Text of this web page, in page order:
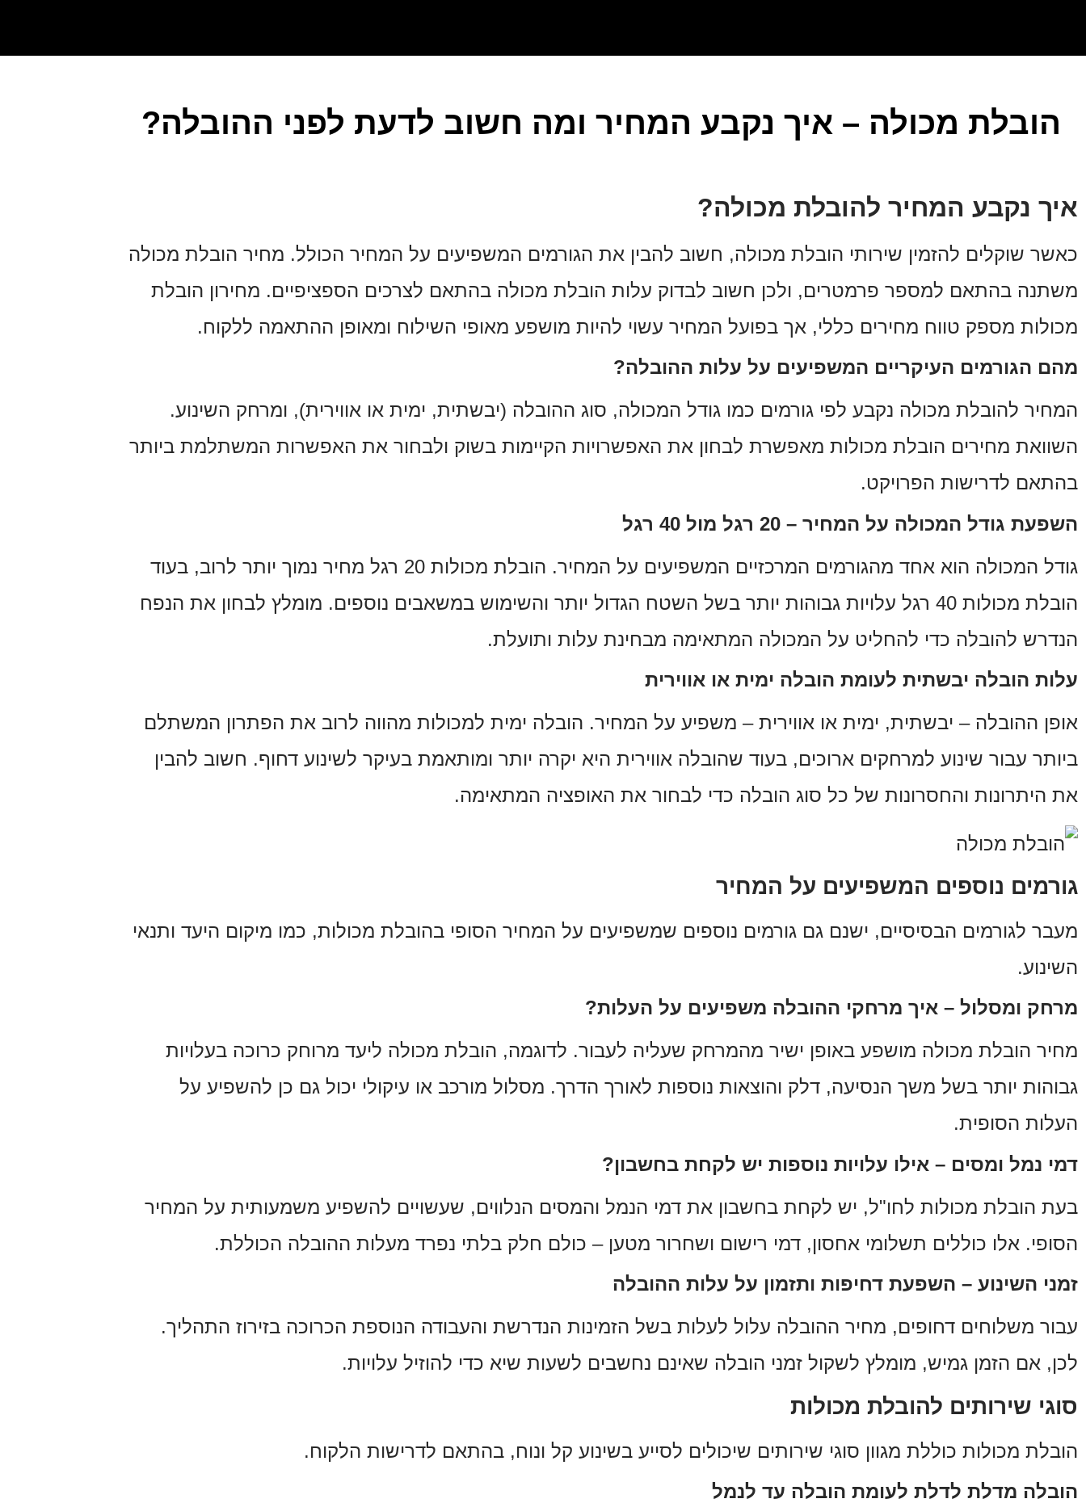
הובלת מכולה – איך נקבע המחיר ומה חשוב לדעת לפני ההובלה?
איך נקבע המחיר להובלת מכולה?
כאשר שוקלים להזמין שירותי הובלת מכולה, חשוב להבין את הגורמים המשפיעים על המחיר הכולל. מחיר הובלת מכולה
משתנה בהתאם למספר פרמטרים, ולכן חשוב לבדוק עלות הובלת מכולה בהתאם לצרכים הספציפיים. מחירון הובלת
מכולות מספק טווח מחירים כללי, אך בפועל המחיר עשוי להיות מושפע מאופי השילוח ומאופן ההתאמה ללקוח.
מהם הגורמים העיקריים המשפיעים על עלות ההובלה?
המחיר להובלת מכולה נקבע לפי גורמים כמו גודל המכולה, סוג ההובלה (יבשתית, ימית או אווירית), ומרחק השינוע.
השוואת מחירים הובלת מכולות מאפשרת לבחון את האפשרויות הקיימות בשוק ולבחור את האפשרות המשתלמת ביותר
בהתאם לדרישות הפרויקט.
השפעת גודל המכולה על המחיר – 20 רגל מול 40 רגל
גודל המכולה הוא אחד מהגורמים המרכזיים המשפיעים על המחיר. הובלת מכולות 20 רגל מחיר נמוך יותר לרוב, בעוד
הובלת מכולות 40 רגל עלויות גבוהות יותר בשל השטח הגדול יותר והשימוש במשאבים נוספים. מומלץ לבחון את הנפח
הנדרש להובלה כדי להחליט על המכולה המתאימה מבחינת עלות ותועלת.
עלות הובלה יבשתית לעומת הובלה ימית או אווירית
אופן ההובלה – יבשתית, ימית או אווירית – משפיע על המחיר. הובלה ימית למכולות מהווה לרוב את הפתרון המשתלם
ביותר עבור שינוע למרחקים ארוכים, בעוד שהובלה אווירית היא יקרה יותר ומותאמת בעיקר לשינוע דחוף. חשוב להבין
את היתרונות והחסרונות של כל סוג הובלה כדי לבחור את האופציה המתאימה.
גורמים נוספים המשפיעים על המחיר
מעבר לגורמים הבסיסיים, ישנם גם גורמים נוספים שמשפיעים על המחיר הסופי בהובלת מכולות, כמו מיקום היעד ותנאי
השינוע.
מרחק ומסלול – איך מרחקי ההובלה משפיעים על העלות?
מחיר הובלת מכולה מושפע באופן ישיר מהמרחק שעליה לעבור. לדוגמה, הובלת מכולה ליעד מרוחק כרוכה בעלויות
גבוהות יותר בשל משך הנסיעה, דלק והוצאות נוספות לאורך הדרך. מסלול מורכב או עיקולי יכול גם כן להשפיע על
העלות הסופית.
דמי נמל ומסים – אילו עלויות נוספות יש לקחת בחשבון?
בעת הובלת מכולות לחו"ל, יש לקחת בחשבון את דמי הנמל והמסים הנלווים, שעשויים להשפיע משמעותית על המחיר
הסופי. אלו כוללים תשלומי אחסון, דמי רישום ושחרור מטען – כולם חלק בלתי נפרד מעלות ההובלה הכוללת.
זמני השינוע – השפעת דחיפות ותזמון על עלות ההובלה
עבור משלוחים דחופים, מחיר ההובלה עלול לעלות בשל הזמינות הנדרשת והעבודה הנוספת הכרוכה בזירוז התהליך.
לכן, אם הזמן גמיש, מומלץ לשקול זמני הובלה שאינם נחשבים לשעות שיא כדי להוזיל עלויות.
סוגי שירותים להובלת מכולות
הובלת מכולות כוללת מגוון סוגי שירותים שיכולים לסייע בשינוע קל ונוח, בהתאם לדרישות הלקוח.
הובלה מדלת לדלת לעומת הובלה עד לנמל